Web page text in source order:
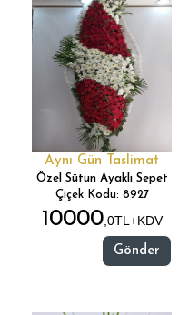
Aynı Gün Taslimat
Özel Sütun Ayaklı Sepet
Çiçek Kodu: 8927
10000,0TL+KDV
Gönder